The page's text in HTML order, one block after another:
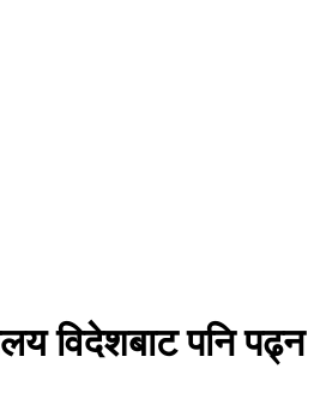
विदेशबाट पनि पढ्न